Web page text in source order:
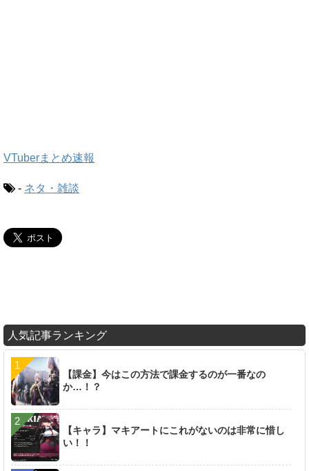
VTuberまとめ速報
- ネタ・雑談
人気記事ランキング
【課金】今はこの方法で課金するのが一番なの
か…！？
【キャラ】マキアートにこれがないのは非常に惜し
い！！